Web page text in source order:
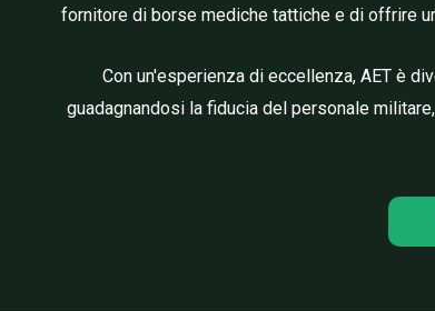
fornitore di borse mediche tattiche e di offrire
Con un'esperienza di eccellenza, AET è
guadagnandosi la fiducia del personale